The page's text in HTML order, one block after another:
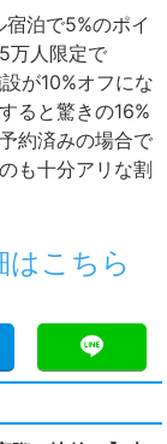
泊で5%のポイ
万人限定で
が10%オフにな
ると驚きの16%
約済みの場合で
も十分アリな割
こちら